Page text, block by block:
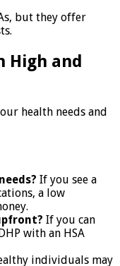
but they offer
High and
health needs and
If you see a
a low
If you can
with an HSA
individuals may